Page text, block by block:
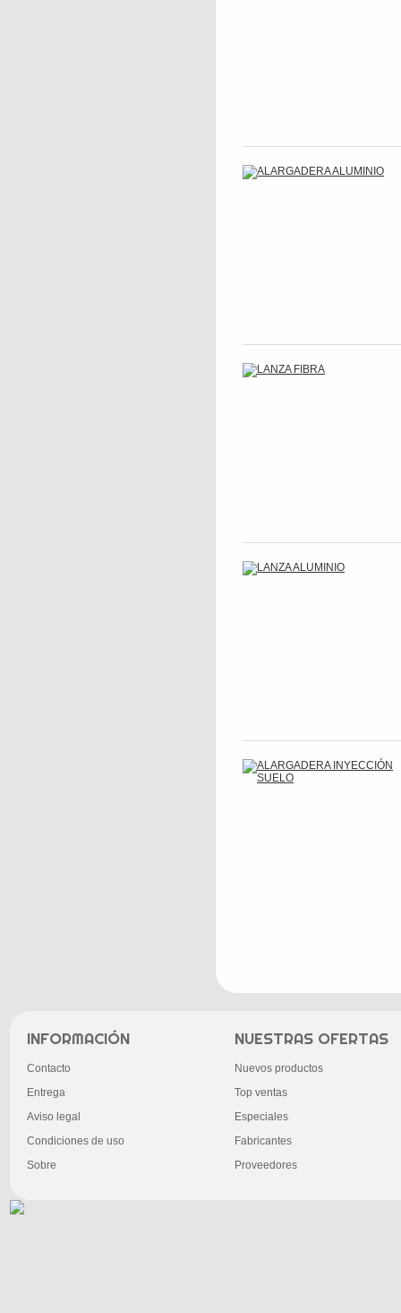
INFORMACIÓN
Contacto
Entrega
Aviso legal
Condiciones de uso
Sobre
NUESTRAS OFERTAS
Nuevos productos
Top ventas
Especiales
Fabricantes
Proveedores